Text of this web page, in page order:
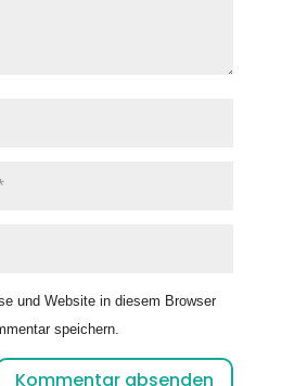
und Website in diesem Browser
speichern.